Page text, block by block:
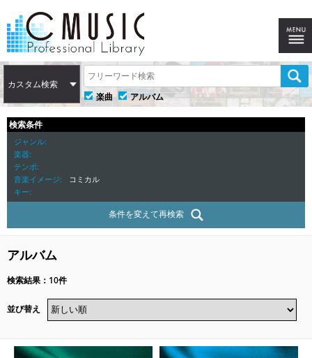
カスタム検索
楽曲
アルバム
検索条件
ジャンル
楽器
テンポ
音楽イメージ
コミカル
キー
条件を変えて再検索
アルバム
検索結果：10件
並び替え